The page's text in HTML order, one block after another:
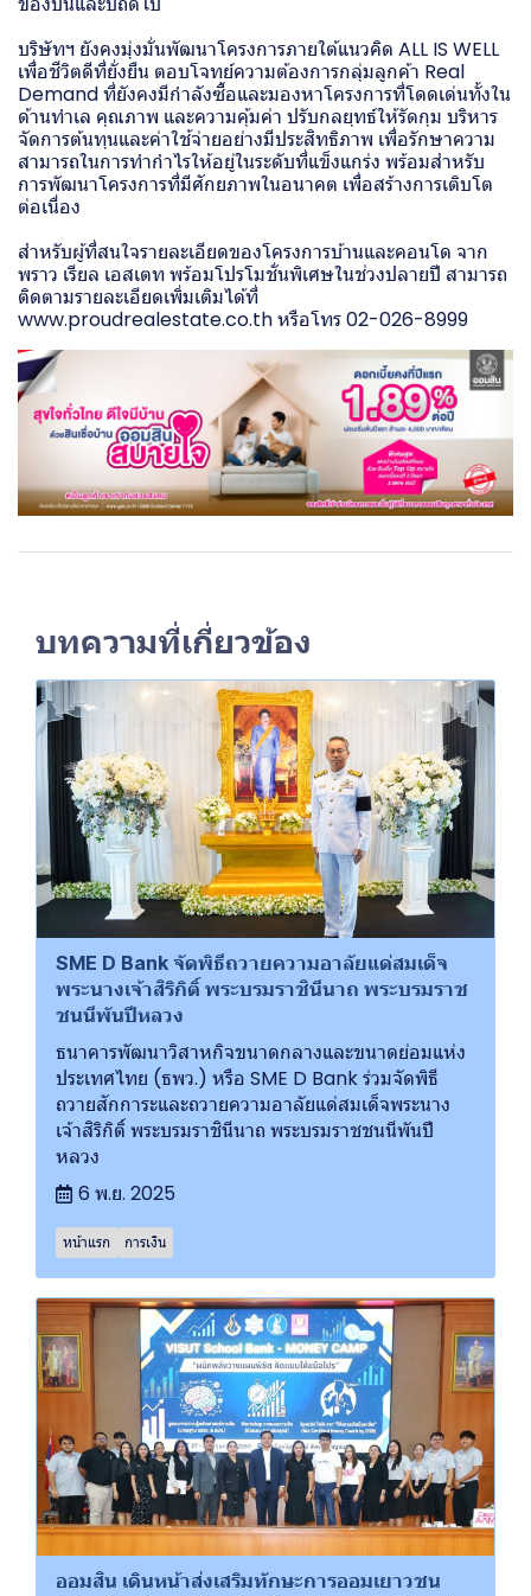
บริษัทฯ ยังคงมุ่งมั่นพัฒนาโครงการภายใต้แนวคิด ALL IS WELL
เพื่อชีวิตดีที่ยั่งยืน ตอบโจทย์ความต้องการกลุ่มลูกค้า Real
Demand ที่ยังคงมีกำลังซื้อและมองหาโครงการที่โดดเด่นทั้งใน
ด้านทำเล คุณภาพ และความคุ้มค่า ปรับกลยุทธ์ให้รัดกุม บริหาร
จัดการต้นทุนและค่าใช้จ่ายอย่างมีประสิทธิภาพ เพื่อรักษาความ
สามารถในการทำกำไรให้อยู่ในระดับที่แข็งแกร่ง พร้อมสำหรับ
การพัฒนาโครงการที่มีศักยภาพในอนาคต เพื่อสร้างการเติบโต
ต่อเนื่อง
สำหรับผู้ที่สนใจรายละเอียดของโครงการบ้านและคอนโด จาก
พราว เรียล เอสเตท พร้อมโปรโมชั่นพิเศษในช่วงปลายปี สามารถ
ติดตามรายละเอียดเพิ่มเติมได้ที่
www.proudrealestate.co.thหรือโทร 02-026-8999
บทความที่เกี่ยวข้อง
SME D Bank จัดพิธีถวายความอาลัยแด่สมเด็จ
พระนางเจ้าสิริกิติ์ พระบรมราชินีนาถ พระบรมราช
ชนนีพันปีหลวง
ธนาคารพัฒนาวิสาหกิจขนาดกลางและขนาดย่อมแห่ง
ประเทศไทย (ธพว.) หรือ SME D Bank ร่วมจัดพิธี
ถวายสักการะและถวายความอาลัยแด่สมเด็จพระนาง
เจ้าสิริกิติ์ พระบรมราชินีนาถ พระบรมราชชนนีพันปี
หลวง
6 พ.ย. 2025
หน้าแรก การเงิน
ออมสิน เดินหน้าส่งเสริมทักษะการออมเยาวชน